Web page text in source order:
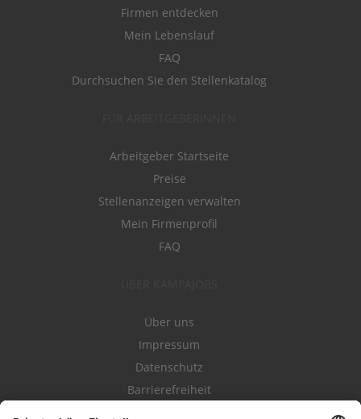
Firmen entdecken
Mein Lebenslauf
FAQ
Durchsuchen Sie den Stellenkatalog
Arbeitgeber Startseite
Preise
Stellenanzeigen verwalten
Mein Firmenprofil
FAQ
Über uns
Impressum
Datenschutz
Barrierefreiheit